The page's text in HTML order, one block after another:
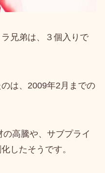
兄弟は、３個入りで
は、 2009年2月までの
高騰や、サブプライ
したそうです。